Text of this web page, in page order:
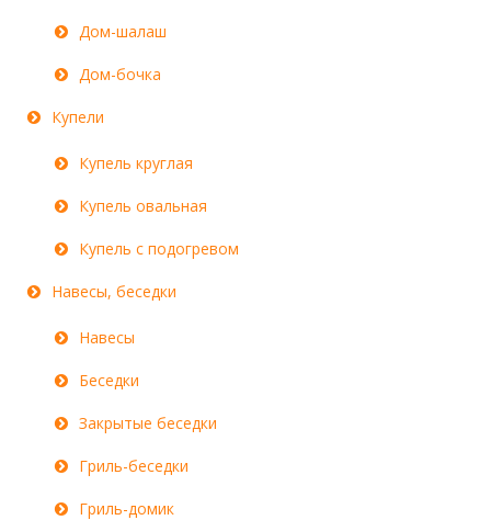
Дом-шалаш
Дом-бочка
Купели
Купель круглая
Купель овальная
Купель с подогревом
Навесы, беседки
Навесы
Беседки
Закрытые беседки
Гриль-беседки
Гриль-домик